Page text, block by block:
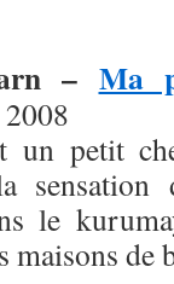
– Ma
un petit
sensation
le
maisons de